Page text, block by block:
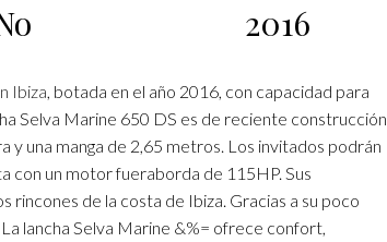
2016
Ibiza, botada en el año 2016, con capacidad para
Selva Marine 650 DS es de reciente construcción
y una manga de 2,65 metros. Los invitados podrán
con un motor fueraborda de 115HP. Sus
de la costa de Ibiza. Gracias a su poco
lancha Selva Marine &%= ofrece confort,